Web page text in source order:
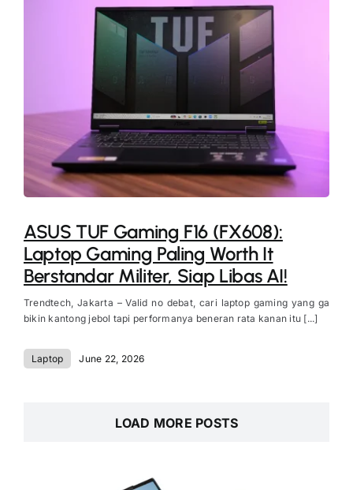
ASUS TUF Gaming F16 (FX608):
Laptop Gaming Paling Worth It
Berstandar Militer, Siap Libas AI!
Trendtech, Jakarta – Valid no debat, cari laptop gaming yang ga
bikin kantong jebol tapi performanya beneran rata kanan itu [...]
Laptop June 22, 2026
LOAD MORE POSTS